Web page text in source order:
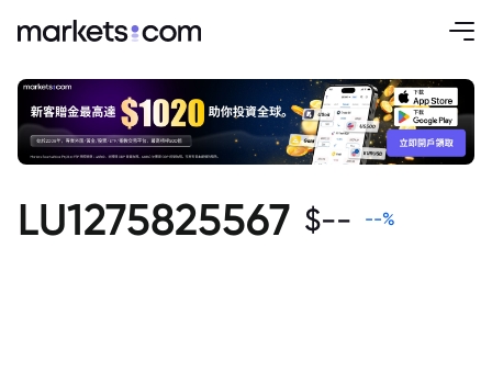
LU1275825567 $-- --%